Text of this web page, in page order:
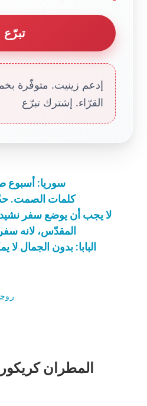
تبرّع
إدعم زينيت. متوفّرة
القرّاء. إشترك تبرّع
سوريا: أسبوع
كلمات الصمت.
لا يجب أن يوضع سفر نشيد
المقدّس، لانه
البابا: بدون الجمال لا
المطران